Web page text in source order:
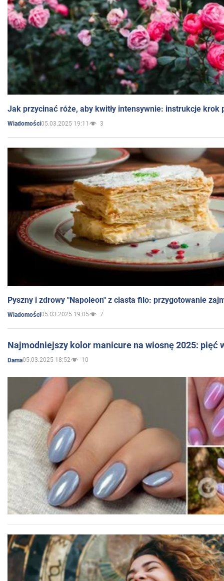
Jak przycinać róże, aby kwitły intensywnie: instrukcje krok
Wiadomości05.03.2025 19:11 3
Pyszny i zdrowy "Napoleon" z ciasta filo: przygotowanie
Wiadomości05.03.2025 19:05 7
Najmodniejszy kolor manicure na wiosnę 2025: pięć
Dama05.03.2025 18:52 10